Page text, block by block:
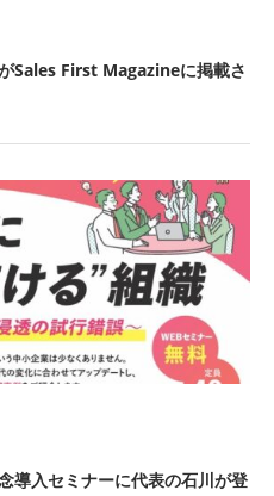
Sales First Magazineに掲載さ
導入セミナーに代表の石川が登